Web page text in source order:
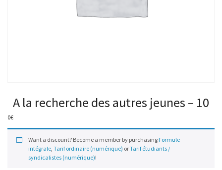
A la recherche des autres jeunes – 10
0€
Want a discount? Become a member by purchasing Formule
intégrale, Tarif ordinaire (numérique) orTarif étudiants /
syndicalistes (numérique)!